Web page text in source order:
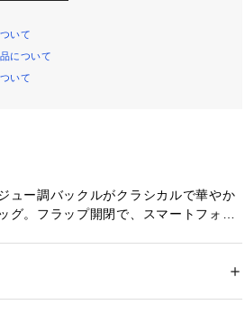
いて
について
いて
ュー調バックルがクラシカルで華やか
グ。フラップ開閉で、スマートフォン
ェーンショルダーを取り外せばクラッ